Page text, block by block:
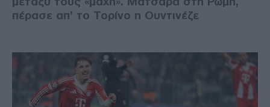
πέρασε απ’ το Τορίνο η Ουντινέζε